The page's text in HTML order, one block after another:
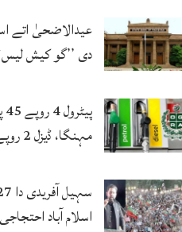
حتمی فیصلہ
عیدالاضحیٰ اتے
دی ’’گو کیش
اضافہ
مہنگا، ڈیزل 2 روپے سستا
اسلام آباد